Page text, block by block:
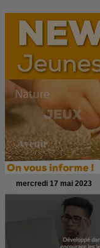
mercredi 17 mai 2023